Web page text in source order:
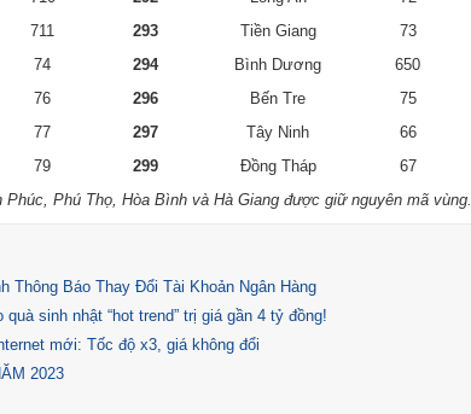
711 293 Tiền Giang 73
74 294 Bình Dương 650
76 296 Bến Tre 75
77 297 Tây Ninh 66
79 299 Đồng Tháp 67
Phúc, Phú Thọ, Hòa Bình và Hà Giang được giữ nguyên mã vùng.
Thông Báo Thay Đổi Tài Khoản Ngân Hàng
sinh nhật “hot trend” trị giá gần 4 tỷ đồng!
mới: Tốc độ x3, giá không đổi
2023